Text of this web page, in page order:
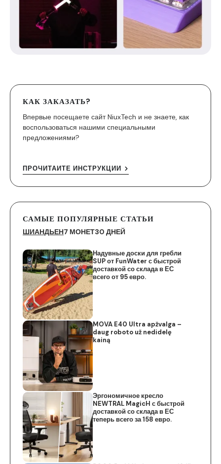
КАК ЗАКАЗАТЬ?
Впервые посещаете сайт NiuxTech и не знаете, как
воспользоваться нашими специальными
предложениями?
ПРОЧИТАЙТЕ ИНСТРУКЦИИ
САМЫЕ ПОПУЛЯРНЫЕ СТАТЬИ
ШИАНДЬЕН7 МОНЕТ30 ДНЕЙ
Надувные доски для гребли
SUP от FunWater с быстрой
доставкой со склада в ЕС
всего от 95 евро.
MOVA E40 Ultra apžvalga –
daug roboto už nedidelę
kainą
Эргономичное кресло
NEWTRAL MagicH с быстрой
доставкой со склада в ЕС
теперь всего за 158 евро.